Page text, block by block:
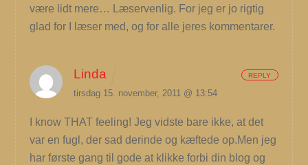
være lidt mere… Læservenlig. For jeg er jo rigtig
glad for I læser med, og for alle jeres kommentarer.
Linda
tirsdag 15. november, 2011 @ 13:54
I know THAT feeling! Jeg vidste bare ikke, at det
var en fugl, der sad derinde og kæftede op.Men jeg
har første gang til gode at klikke forbi din blog og
REPLY